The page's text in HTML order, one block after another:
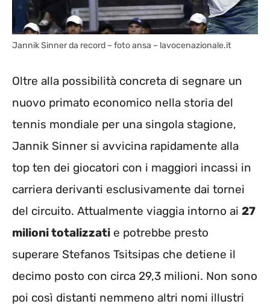
Jannik Sinner da record – foto ansa – lavocenazionale.it
Oltre alla possibilità concreta di segnare un
nuovo primato economico nella storia del
tennis mondiale per una singola stagione,
Jannik Sinner si avvicina rapidamente alla
top ten dei giocatori con i maggiori incassi in
carriera derivanti esclusivamente dai tornei
del circuito. Attualmente viaggia intorno ai 27
milioni totalizzati e potrebbe presto
superare Stefanos Tsitsipas che detiene il
decimo posto con circa 29,3 milioni. Non sono
poi così distanti nemmeno altri nomi illustri